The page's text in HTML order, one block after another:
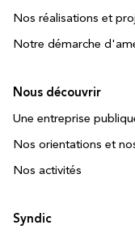
Nos réalisations et
Notre démarche
Nous découvrir
Une entreprise
Nos orientations et
Nos activités
Syndic